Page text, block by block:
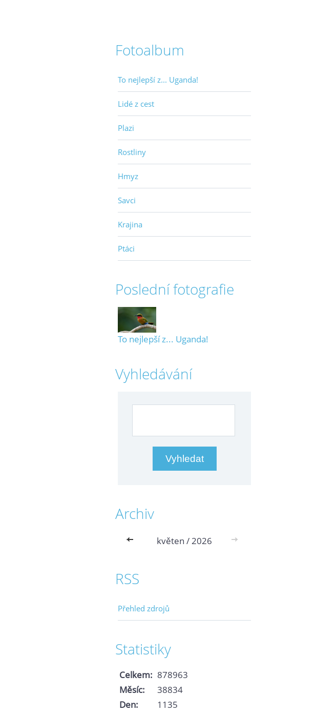
Fotoalbum
To nejlepší z... Uganda!
Lidé z cest
Plazi
Rostliny
Hmyz
Savci
Krajina
Ptáci
Poslední fotografie
To nejlepší z... Uganda!
Vyhledávání
Archiv
<< květen / 2026 >>
RSS
Přehled zdrojů
Statistiky
Celkem: 878963
Měsíc:
38834
Den:
1135